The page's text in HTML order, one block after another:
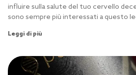
influire sulla salute del tuo cervello
sono sempre più interessati a questo
Leggi di più